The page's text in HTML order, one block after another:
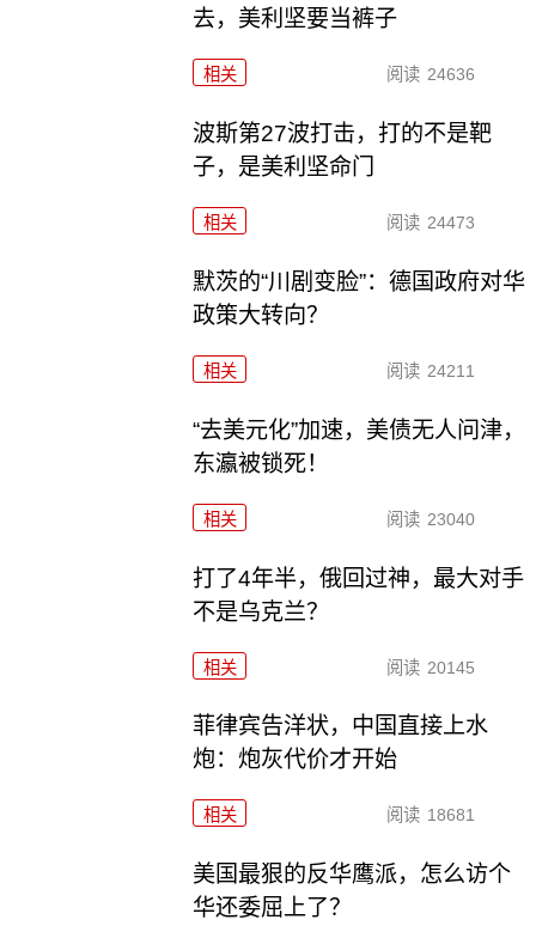
去，美利坚要当裤子
相关 阅读 24636
波斯第27波打击，打的不是靶
子，是美利坚命门
相关 阅读 24473
默茨的“川剧变脸”：德国政府对华
政策大转向？
相关 阅读 24211
“去美元化”加速，美债无人问津，
东瀛被锁死！
相关 阅读 23040
打了4年半，俄回过神，最大对手
不是乌克兰？
相关 阅读 20145
菲律宾告洋状，中国直接上水
炮：炮灰代价才开始
相关 阅读 18681
美国最狠的反华鹰派，怎么访个
华还委屈上了？